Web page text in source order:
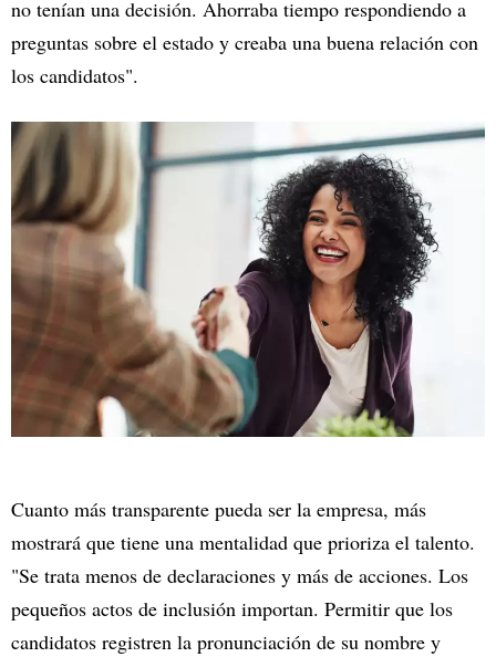
no tenían una decisión. Ahorraba tiempo respondiendo a
preguntas sobre el estado y creaba una buena relación con
los candidatos".
Cuanto más transparente pueda ser la empresa, más
mostrará que tiene una mentalidad que prioriza el talento.
"Se trata menos de declaraciones y más de acciones. Los
pequeños actos de inclusión importan. Permitir que los
candidatos registren la pronunciación de su nombre y